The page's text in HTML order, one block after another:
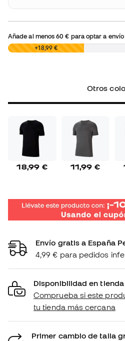
Añade al menos60 € para optar a
0,00 € +18,99 €
Otros
18,99 € 11,99 €
Envío gratis a España
4,99 € para pedidos
Disponibilidad en tienda
Comprueba si este
tu tienda más cercana
Primer cambio de talla